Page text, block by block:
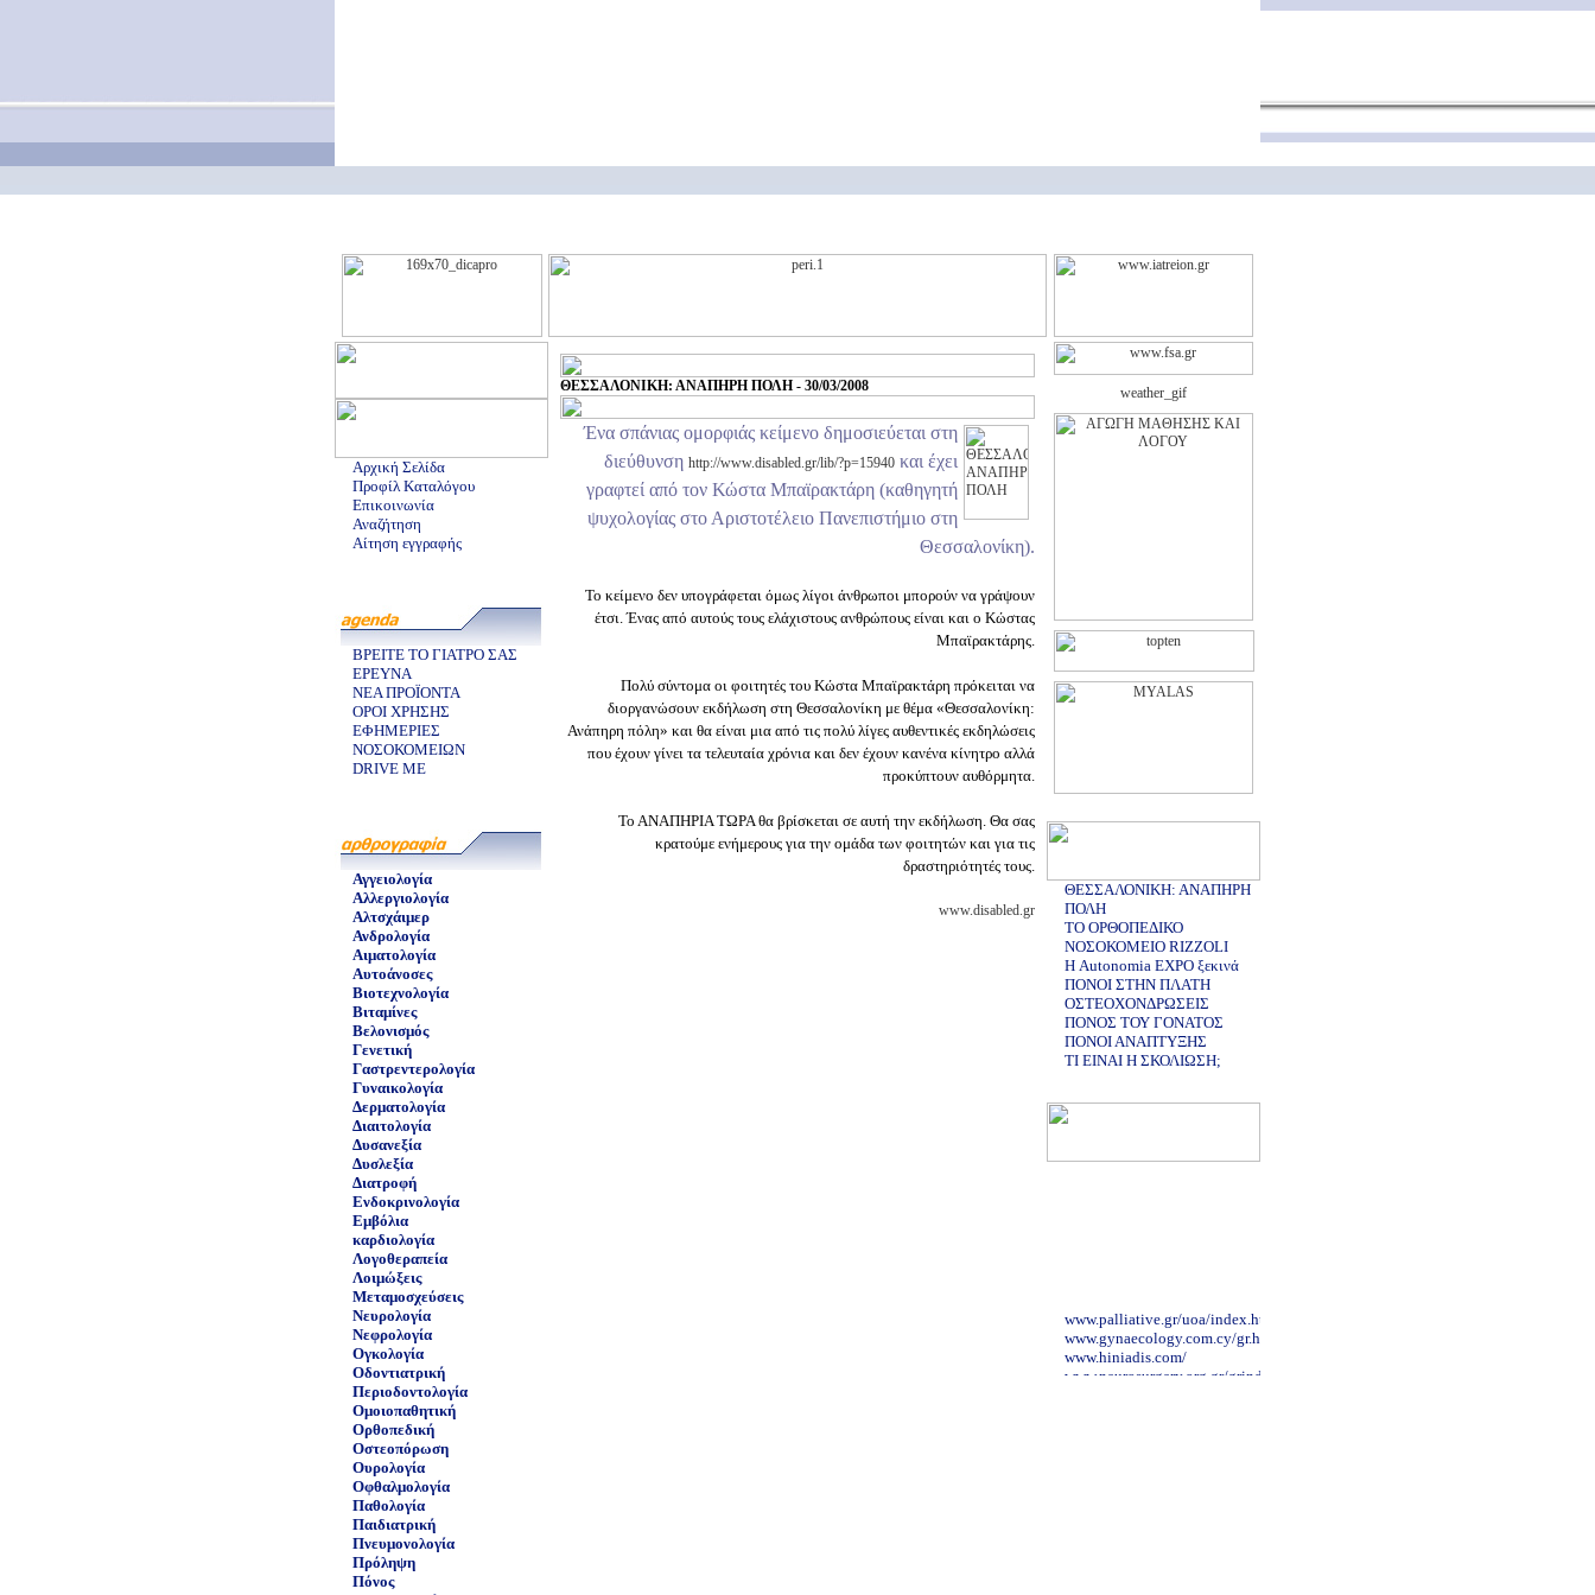
Αρχική Σελίδα
Προφίλ Καταλόγου
Επικοινωνία
Αναζήτηση
Αίτηση εγγραφής
ΒΡΕΙΤΕ ΤΟ ΓΙΑΤΡΟ ΣΑΣ
ΕΡΕΥΝΑ
ΝΕΑ ΠΡΟΪΟΝΤΑ
ΟΡΟΙ ΧΡΗΣΗΣ
ΕΦΗΜΕΡΙΕΣ
ΝΟΣΟΚΟΜΕΙΩΝ
DRIVE ME
Αγγειολογία
Αλλεργιολογία
Αλτσχάιμερ
Ανδρολογία
Αιματολογία
Αυτοάνοσες
Βιοτεχνολογία
Βιταμίνες
Βελονισμός
Γενετική
Γαστρεντερολογία
Γυναικολογία
Δερματολογία
Διαιτολογία
Δυσανεξία
Δυσλεξία
Διατροφή
Ενδοκρινολογία
Εμβόλια
καρδιολογία
Λογοθεραπεία
Λοιμώξεις
Μεταμοσχεύσεις
Νευρολογία
Νεφρολογία
Ογκολογία
Οδοντιατρική
Περιοδοντολογία
Ομοιοπαθητική
Ορθοπεδική
Οστεοπόρωση
Ουρολογία
Οφθαλμολογία
Παθολογία
Παιδιατρική
Πνευμονολογία
Πρόληψη
Πόνος
ΘΕΣΣΑΛΟΝΙΚΗ: ΑΝΑΠΗΡΗ ΠΟΛΗ - 30/03/2008
Ένα σπάνιας ομορφιάς κείμενο δημοσιεύεται στη
διεύθυνση http://www.disabled.gr/lib/?p=15940 και έχει
γραφτεί από τον Κώστα Μπαϊρακτάρη (καθηγητή
ψυχολογίας στο Αριστοτέλειο Πανεπιστήμιο στη
Θεσσαλονίκη).
Το κείμενο δεν υπογράφεται όμως λίγοι άνθρωποι μπορούν να γράψουν
έτσι. Ένας από αυτούς τους ελάχιστους ανθρώπους είναι και ο Κώστας
Μπαϊρακτάρης.
Πολύ σύντομα οι φοιτητές του Κώστα Μπαϊρακτάρη πρόκειται να
διοργανώσουν εκδήλωση στη Θεσσαλονίκη με θέμα «Θεσσαλονίκη:
Ανάπηρη πόλη» και θα είναι μια από τις πολύ λίγες αυθεντικές εκδηλώσεις
που έχουν γίνει τα τελευταία χρόνια και δεν έχουν κανένα κίνητρο αλλά
προκύπτουν αυθόρμητα.
Το ΑΝΑΠΗΡΙΑ ΤΩΡΑ θα βρίσκεται σε αυτή την εκδήλωση. Θα σας
κρατούμε ενήμερους για την ομάδα των φοιτητών και για τις
δραστηριότητές τους.
www.disabled.gr
ΘΕΣΣΑΛΟΝΙΚΗ: ΑΝΑΠΗΡΗ
ΠΟΛΗ
ΤΟ ΟΡΘΟΠΕΔΙΚΟ
ΝΟΣΟΚΟΜΕΙΟ RIZZOLI
Η Autonomia EXPO ξεκινά
ΠΟΝΟΙ ΣΤΗΝ ΠΛΑΤΗ
ΟΣΤΕΟΧΟΝΔΡΩΣΕΙΣ
ΠΟΝΟΣ ΤΟΥ ΓΟΝΑΤΟΣ
ΠΟΝΟΙ ΑΝΑΠΤΥΞΗΣ
ΤΙ ΕΙΝΑΙ Η ΣΚΟΛΙΩΣΗ;
www.palliative.gr/uoa/index.html
www.gynaecology.com.cy/gr.htm
www.hiniadis.com/
www.neurosurgery.org.gr/grindex.htm